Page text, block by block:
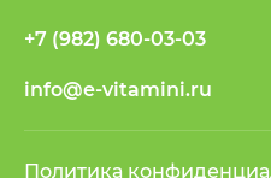
+7 (982) 680-03-03
info@e-vitamini.ru
Политика